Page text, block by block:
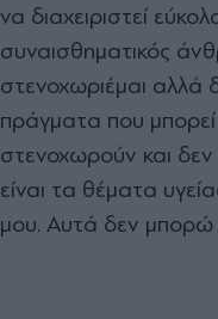
να διαχειριστεί
συναισθηματικός
στενοχωριέμαι
πράγματα που
στενοχωρούν και
είναι τα θέματα
μου. Αυτά δεν μπορώ